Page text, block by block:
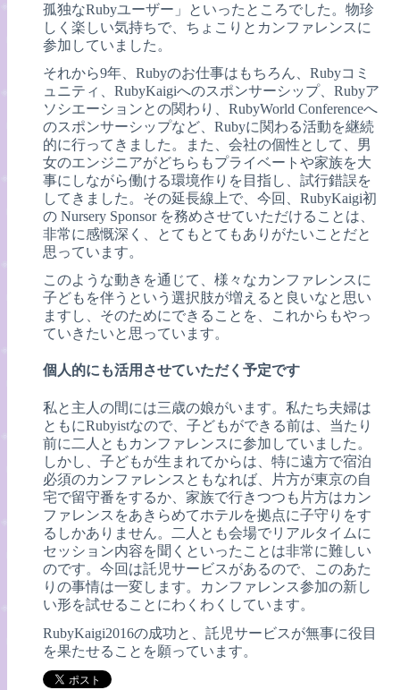
孤独なRubyユーザー」といったところでした。物珍
しく楽しい気持ちで、ちょこりとカンファレンスに
参加していました。
それから9年、Rubyのお仕事はもちろん、Rubyコミ
ュニティ、RubyKaigiへのスポンサーシップ、Rubyア
ソシエーションとの関わり、RubyWorld Conferenceへ
のスポンサーシップなど、Rubyに関わる活動を継続
的に行ってきました。また、会社の個性として、男
女のエンジニアがどちらもプライベートや家族を大
事にしながら働ける環境作りを目指し、試行錯誤を
してきました。その延長線上で、今回、RubyKaigi初
の Nursery Sponsor を務めさせていただけることは、
非常に感慨深く、とてもとてもありがたいことだと
思っています。
このような動きを通じて、様々なカンファレンスに
子どもを伴うという選択肢が増えると良いなと思い
ますし、そのためにできることを、これからもやっ
ていきたいと思っています。
個人的にも活用させていただく予定です
私と主人の間には三歳の娘がいます。私たち夫婦は
ともにRubyistなので、子どもができる前は、当たり
前に二人ともカンファレンスに参加していました。
しかし、子どもが生まれてからは、特に遠方で宿泊
必須のカンファレンスともなれば、片方が東京の自
宅で留守番をするか、家族で行きつつも片方はカン
ファレンスをあきらめてホテルを拠点に子守りをす
るしかありません。二人とも会場でリアルタイムに
セッション内容を聞くといったことは非常に難しい
のです。今回は託児サービスがあるので、このあた
りの事情は一変します。カンファレンス参加の新し
い形を試せることにわくわくしています。
RubyKaigi2016の成功と、託児サービスが無事に役目
を果たせることを願っています。